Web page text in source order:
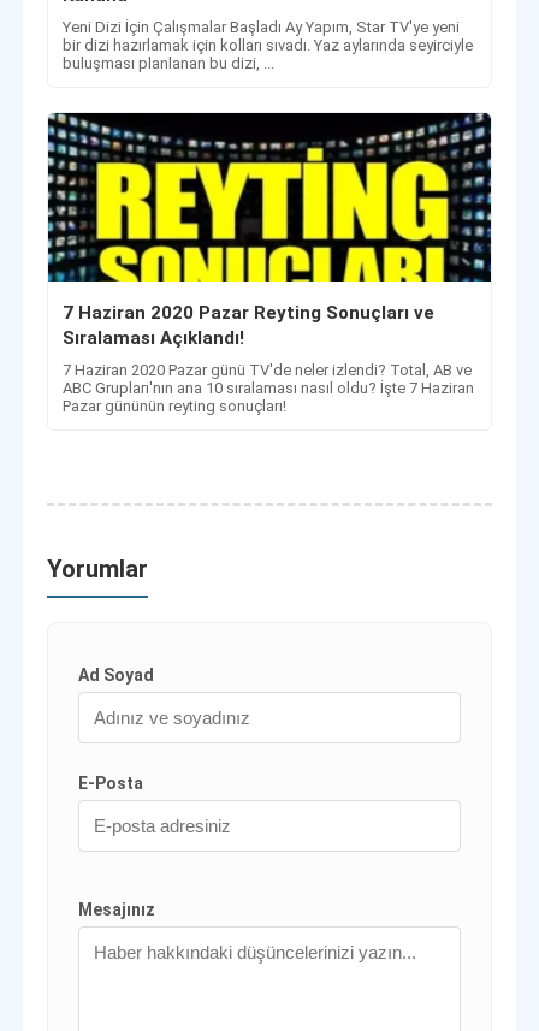
Yeni Dizi İçin Çalışmalar Başladı Ay Yapım, Star TV'ye yeni
bir dizi hazırlamak için kolları sıvadı. Yaz aylarında seyirciyle
buluşması planlanan bu dizi, ...
7 Haziran 2020 Pazar Reyting Sonuçları ve
Sıralaması Açıklandı!
7 Haziran 2020 Pazar günü TV'de neler izlendi? Total, AB ve
ABC Grupları'nın ana 10 sıralaması nasıl oldu? İşte 7 Haziran
Pazar gününün reyting sonuçları!
Yorumlar
Ad Soyad
E-Posta
Mesajınız